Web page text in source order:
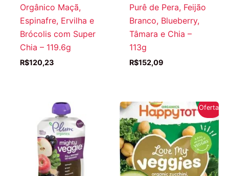
Orgânico Maçã,
Espinafre, Ervilha e
Brócolis com Super
Chia – 119.6g
R$120,23
Purê de Pera, Feijão
Branco, Blueberry,
Tâmara e Chia –
113g
R$152,09
Oferta!